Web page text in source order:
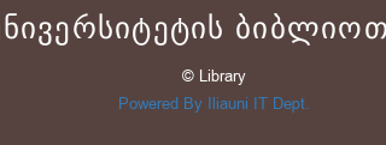
© Library
Powered By Iliauni IT Dept.